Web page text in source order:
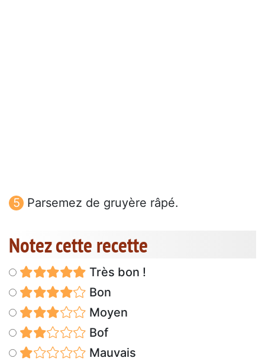
Parsemez de gruyère râpé.
Notez cette recette
Très bon !
Bon
Moyen
Bof
Mauvais